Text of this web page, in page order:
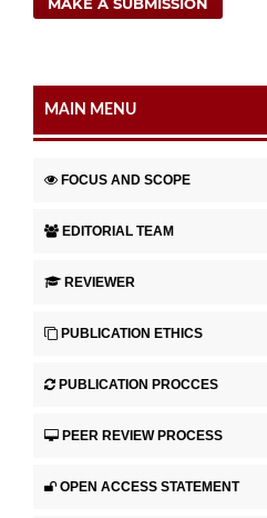
MAIN MENU
FOCUS AND SCOPE
EDITORIAL TEAM
REVIEWER
PUBLICATION ETHICS
PUBLICATION PROCCES
PEER REVIEW PROCESS
OPEN ACCESS STATEMENT